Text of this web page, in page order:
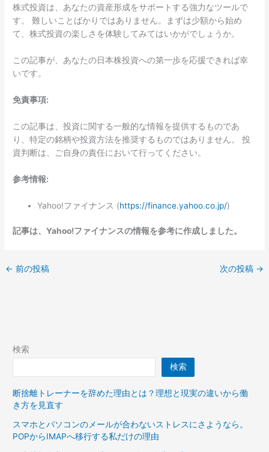
株式投資は、あなたの資産形成をサポートする強力なツールで
す。 難しいことばかりではありません。まずは少額から始め
て、株式投資の楽しさを体験してみてはいかがでしょうか。
この記事が、あなたの日本株投資への第一歩を応援できれば幸
いです。
免責事項:
この記事は、投資に関する一般的な情報を提供するものであ
り、特定の銘柄や投資方法を推奨するものではありません。 投
資判断は、ご自身の責任において行ってください。
参考情報:
Yahoo!ファイナンス (https://finance.yahoo.co.jp/)
記事は、Yahoo!ファイナンスの情報を参考に作成しました。
← 前の投稿 次の投稿 →
検索
検索
断捨離トレーナーを辞めた理由とは？理想と現実の違いから働
き方を見直す
スマホとパソコンのメールが合わないストレスにさようなら。
POPからIMAPへ移行する私だけの理由